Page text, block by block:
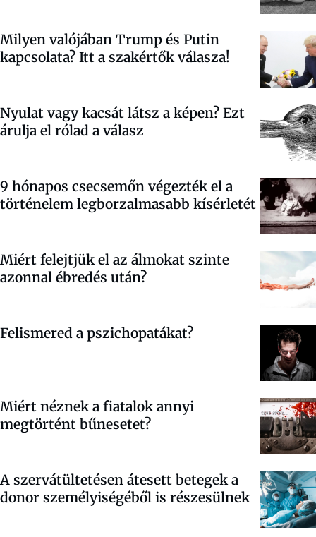
Milyen valójában Trump és Putin
kapcsolata? Itt a szakértők válasza!
Nyulat vagy kacsát látsz a képen? Ezt
árulja el rólad a válasz
9 hónapos csecsemőn végezték el a
történelem legborzalmasabb kísérletét
Miért felejtjük el az álmokat szinte
azonnal ébredés után?
Felismered a pszichopatákat?
Miért néznek a fiatalok annyi
megtörtént bűnesetet?
A szervátültetésen átesett betegek a
donor személyiségéből is részesülnek